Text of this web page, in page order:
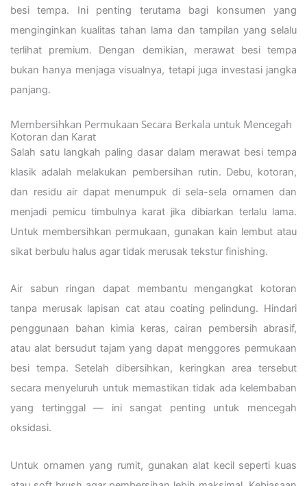
besi tempa. Ini penting terutama bagi konsumen yang
menginginkan kualitas tahan lama dan tampilan yang selalu
terlihat premium. Dengan demikian, merawat besi tempa
bukan hanya menjaga visualnya, tetapi juga investasi jangka
panjang.
Membersihkan Permukaan Secara Berkala untuk Mencegah
Kotoran dan Karat
Salah satu langkah paling dasar dalam merawat besi tempa
klasik adalah melakukan pembersihan rutin. Debu, kotoran,
dan residu air dapat menumpuk di sela-sela ornamen dan
menjadi pemicu timbulnya karat jika dibiarkan terlalu lama.
Untuk membersihkan permukaan, gunakan kain lembut atau
sikat berbulu halus agar tidak merusak tekstur finishing.
Air sabun ringan dapat membantu mengangkat kotoran
tanpa merusak lapisan cat atau coating pelindung. Hindari
penggunaan bahan kimia keras, cairan pembersih abrasif,
atau alat bersudut tajam yang dapat menggores permukaan
besi tempa. Setelah dibersihkan, keringkan area tersebut
secara menyeluruh untuk memastikan tidak ada kelembaban
yang tertinggal — ini sangat penting untuk mencegah
oksidasi.
Untuk ornamen yang rumit, gunakan alat kecil seperti kuas